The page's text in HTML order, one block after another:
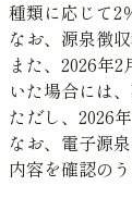
種類に応じて2
なお、源泉徴
また、2026年
いた場合には
ただし、2026
なお、電子源
内容を確認の